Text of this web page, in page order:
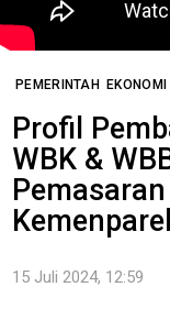
PEMERINTAH EKONOMI
Profil
WBK &
15 Juli 2024, 12:59